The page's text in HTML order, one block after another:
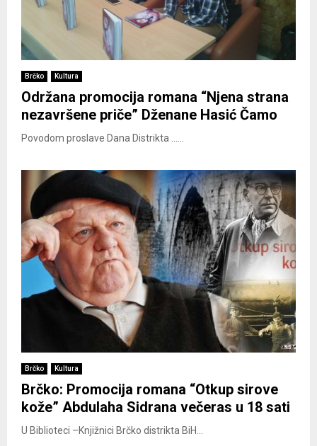
Brčko Kultura
Održana promocija romana “Njena strana
nezavršene priče” Dženane Hasić Čamo
Povodom proslave Dana Distrikta ......
Brčko Kultura
Brčko: Promocija romana “Otkup sirove
kože” Abdulaha Sidrana večeras u 18 sati
U Biblioteci –Knjižnici Brčko distrikta BiH...